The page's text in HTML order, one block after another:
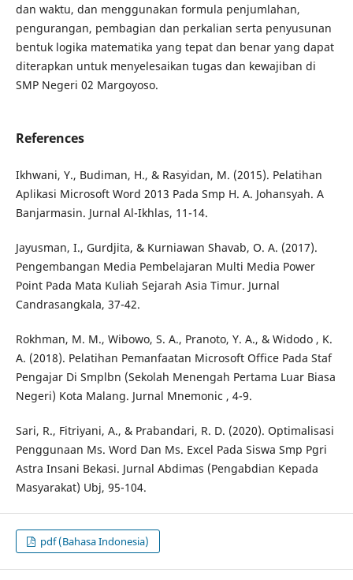
dan waktu, dan menggunakan formula penjumlahan,
pengurangan, pembagian dan perkalian serta penyusunan
bentuk logika matematika yang tepat dan benar yang dapat
diterapkan untuk menyelesaikan tugas dan kewajiban di
SMP Negeri 02 Margoyoso.
References
Ikhwani, Y., Budiman, H., & Rasyidan, M. (2015). Pelatihan
Aplikasi Microsoft Word 2013 Pada Smp H. A. Johansyah. A
Banjarmasin. Jurnal Al-Ikhlas, 11-14.
Jayusman, I., Gurdjita, & Kurniawan Shavab, O. A. (2017).
Pengembangan Media Pembelajaran Multi Media Power
Point Pada Mata Kuliah Sejarah Asia Timur. Jurnal
Candrasangkala, 37-42.
Rokhman, M. M., Wibowo, S. A., Pranoto, Y. A., & Widodo , K.
A. (2018). Pelatihan Pemanfaatan Microsoft Office Pada Staf
Pengajar Di Smplbn (Sekolah Menengah Pertama Luar Biasa
Negeri) Kota Malang. Jurnal Mnemonic , 4-9.
Sari, R., Fitriyani, A., & Prabandari, R. D. (2020). Optimalisasi
Penggunaan Ms. Word Dan Ms. Excel Pada Siswa Smp Pgri
Astra Insani Bekasi. Jurnal Abdimas (Pengabdian Kepada
Masyarakat) Ubj, 95-104.
pdf (Bahasa Indonesia)